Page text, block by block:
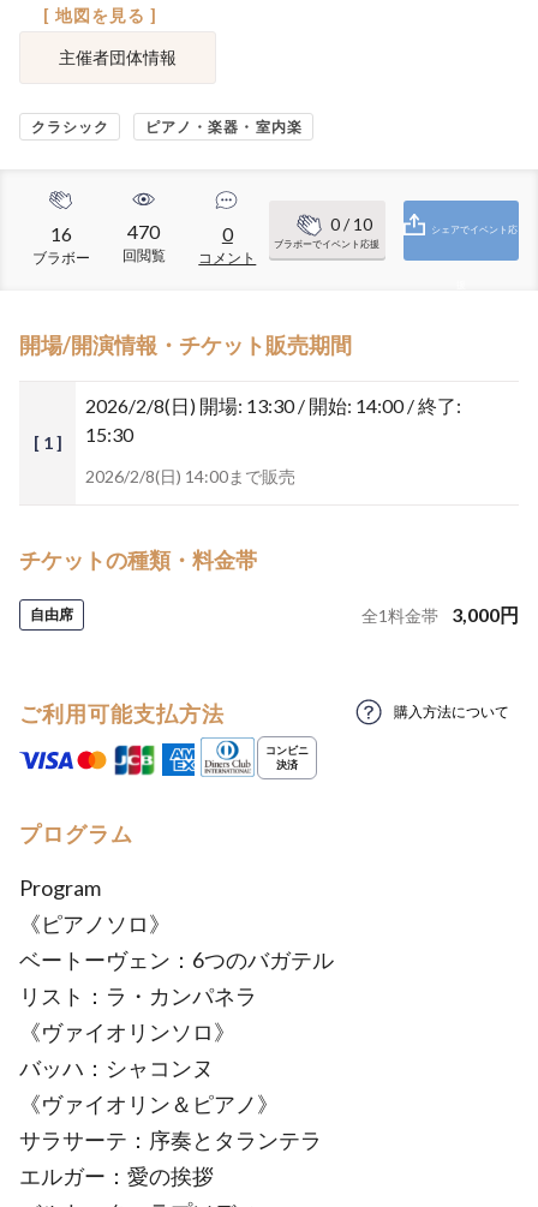
[ 地図を見る ]
主催者団体情報
クラシック ピアノ・楽器・室内楽
16
ブラボー
470
回閲覧
0
コメント
0/ 10
ブラボーでイベント応援
シェアでイベント応
開場/開演情報・チケット販売期間
[ 1 ]
2026/2/8(日) 開場: 13:30 / 開始: 14:00 / 終了:
15:30
2026/2/8(日) 14:00まで販売
チケットの種類・料金帯
自由席 全1料金帯 3,000円
ご利用可能支払方法 購入方法について
プログラム
Program
《ピアノソロ》
ベートーヴェン：6つのバガテル
リスト：ラ・カンパネラ
《ヴァイオリンソロ》
バッハ：シャコンヌ
《ヴァイオリン＆ピアノ》
サラサーテ：序奏とタランテラ
エルガー：愛の挨拶